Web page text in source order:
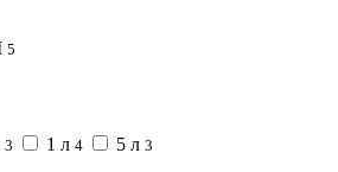
5
3 1 л 4 5 л 3